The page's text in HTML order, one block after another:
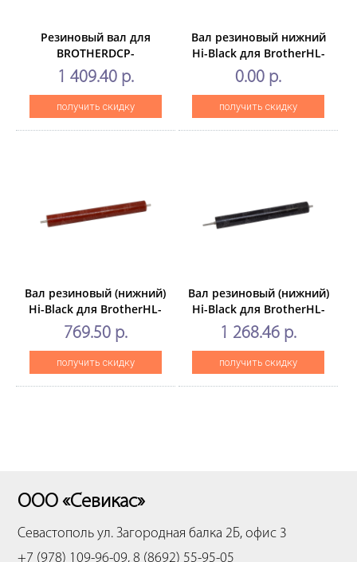
Резиновый вал для
BROTHERDCP-
L2500D/L2520DW/L2540DN,
MFC-L2700DN
(CET),CET2804
1 409.40 р.
получить скидку
Вал резиновый нижний
Hi-Black для BrotherHL-
5240/5250/5280/MFC-8460
03554
0.00 р.
получить скидку
Вал резиновый (нижний)
Hi-Black для BrotherHL-
L2300/2340/2360/2365/2380/DCP-
L2500/2520
769.50 р.
получить скидку
Вал резиновый (нижний)
Hi-Black для BrotherHL-
5440/5445/6180/MFC-
8510/8512/8515/8520/8710/
1 268.46 р.
получить скидку
ООО «Севикас»
Севастополь ул. Загородная балка 2Б, офис 3
+7 (978) 109-96-09, 8 (8692) 55-95-05